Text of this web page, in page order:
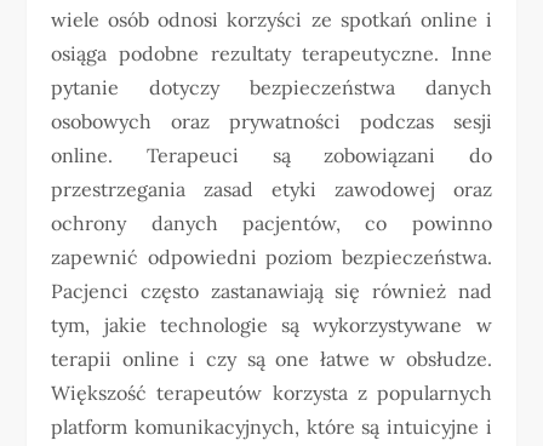
wiele osób odnosi korzyści ze spotkań online i
osiąga podobne rezultaty terapeutyczne. Inne
pytanie dotyczy bezpieczeństwa danych
osobowych oraz prywatności podczas sesji
online. Terapeuci są zobowiązani do
przestrzegania zasad etyki zawodowej oraz
ochrony danych pacjentów, co powinno
zapewnić odpowiedni poziom bezpieczeństwa.
Pacjenci często zastanawiają się również nad
tym, jakie technologie są wykorzystywane w
terapii online i czy są one łatwe w obsłudze.
Większość terapeutów korzysta z popularnych
platform komunikacyjnych, które są intuicyjne i